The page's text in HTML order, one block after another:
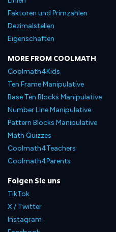
Faktoren und Primzahlen
Dezimalstellen
Eigenschaften
MORE FROM COOLMATH
Coolmath4Kids
Ten Frame Manipulative
Base Ten Blocks Manipulative
Number Line Manipulative
Pattern Blocks Manipulative
Math Quizzes
Coolmath4Teachers
Coolmath4Parents
Folgen Sie uns
TikTok
X / Twitter
Instagram